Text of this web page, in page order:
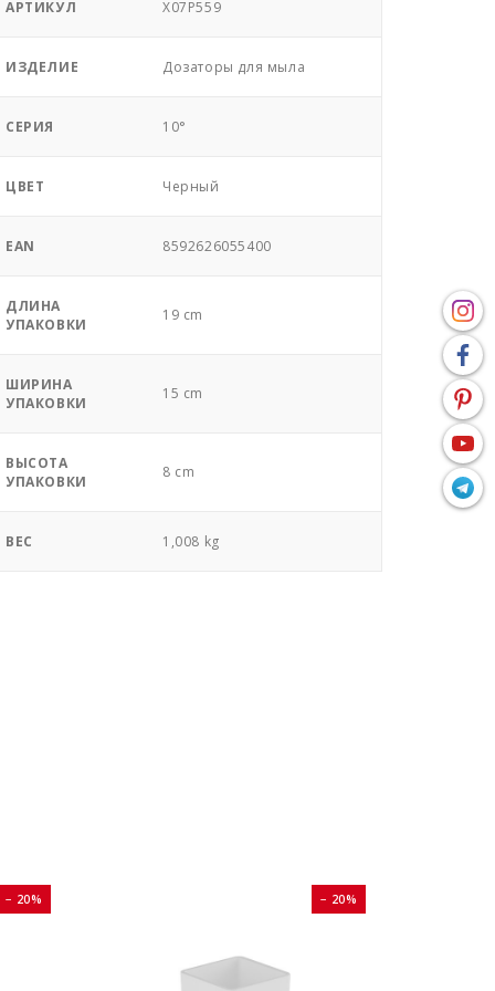
АРТИКУЛ X07P559
ИЗДЕЛИЕ Дозаторы для мыла
СЕРИЯ 10°
ЦВЕТ Черный
EAN 8592626055400
ДЛИНА
УПАКОВКИ
19 cm
ШИРИНА
УПАКОВКИ
15 cm
ВЫСОТА
УПАКОВКИ
8 cm
ВЕС 1,008 kg
− 20% − 20%